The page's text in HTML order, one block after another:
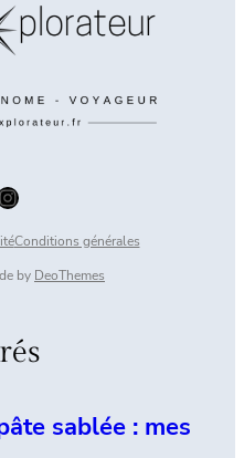
Conditions générales
by DeoThemes